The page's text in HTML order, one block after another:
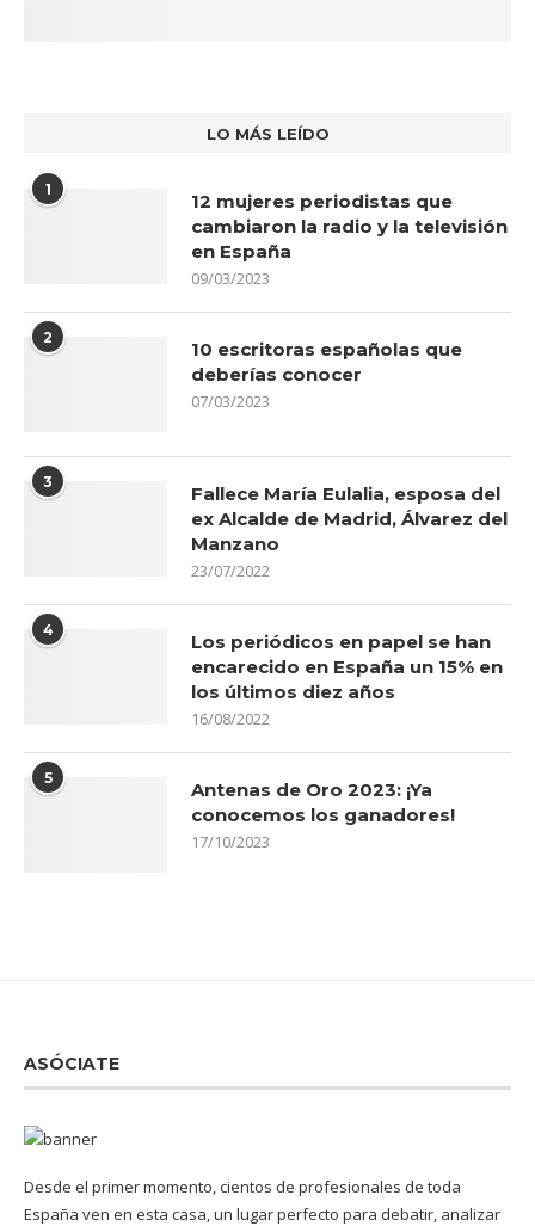
LO MÁS LEÍDO
1
12 mujeres periodistas que
cambiaron la radio y la televisión
en España
09/03/2023
2
10 escritoras españolas que
deberías conocer
07/03/2023
3
Fallece María Eulalia, esposa del
ex Alcalde de Madrid, Álvarez del
Manzano
23/07/2022
4
Los periódicos en papel se han
encarecido en España un 15% en
los últimos diez años
16/08/2022
5
Antenas de Oro 2023: ¡Ya
conocemos los ganadores!
17/10/2023
ASÓCIATE
Desde el primer momento, cientos de profesionales de toda
España ven en esta casa, un lugar perfecto para debatir, analizar